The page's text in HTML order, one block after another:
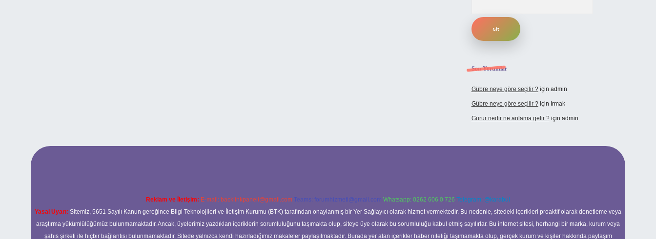
Son Yorumlar
Gübre neye göre seçilir ?için admin
Gübre neye göre seçilir ?için Irmak
Gurur nedir ne anlama gelir ?için admin
Reklam ve İletişim: E-mail: backlinkpaneli@gmail.com Teams: forumhizmeti@gmail.com Whatsapp: 0262 606 0 726 Telegram: @karabul
Yasal Uyarı: Sitemiz, 5651 Sayılı Kanun gereğince Bilgi Teknolojileri ve İletişim Kurumu (BTK) tarafından onaylanmış bir Yer Sağlayıcı olarak hizmet vermektedir. Bu nedenle, sitedeki içerikleri proaktif olarak denetleme veya
araştırma yükümlülüğümüz bulunmamaktadır. Ancak, üyelerimiz yazdıkları içeriklerin sorumluluğunu taşımakta olup, siteye üye olarak bu sorumluluğu kabul etmiş sayılırlar. Bu internet sitesi, herhangi bir marka, kurum veya
şahıs şirketi ile hiçbir bağlantısı bulunmamaktadır. Sitede yalnızca kendi hazırladığımız makaleler paylaşılmaktadır. Burada yer alan içerikler haber niteliği taşımamakta olup, gerçek kurum ve kişiler hakkında paylaşım